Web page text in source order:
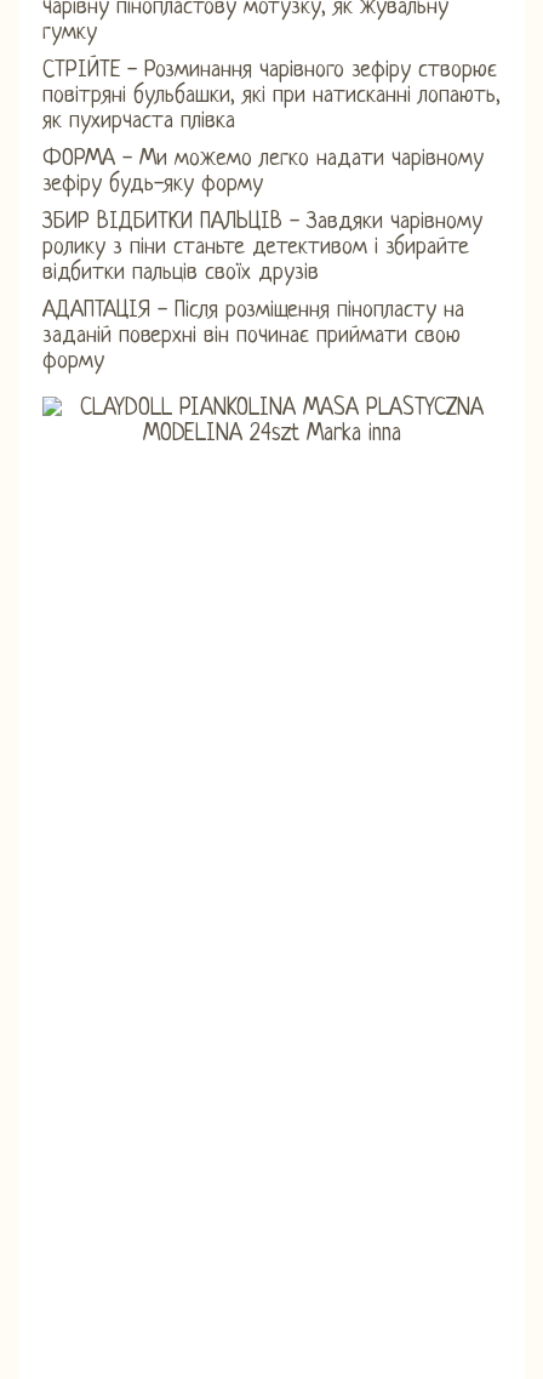
чарівну пінопластову мотузку, як жувальну
гумку
СТРІЙТЕ - Розминання чарівного зефіру створює
повітряні бульбашки, які при натисканні лопають,
як пухирчаста плівка
ФОРМА - Ми можемо легко надати чарівному
зефіру будь-яку форму
ЗБИР ВІДБИТКИ ПАЛЬЦІВ - Завдяки чарівному
ролику з піни станьте детективом і збирайте
відбитки пальців своїх друзів
АДАПТАЦІЯ - Після розміщення пінопласту на
заданій поверхні він починає приймати свою
форму